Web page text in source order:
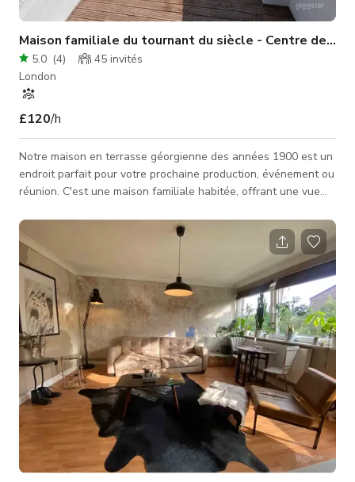
Maison familiale du tournant du siècle - Centre de
5.0 (4) 45 invités
London
£120/h
Notre maison en terrasse géorgienne des années 1900 est un
endroit parfait pour votre prochaine production, événement ou
réunion. C'est une maison familiale habitée, offrant une vue
bénéficierez d'un accès facile depuis le centre de Londres
avec ce lieu spacieux et apprécié. Vous serez à 5 minutes à
pied d'une station de métro en Zone 1. Avec une cuisine bien
équipée, un espace de travail et une terrasse pour dîner